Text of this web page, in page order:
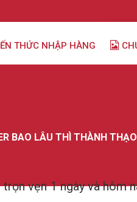
THỨC NHẬP HÀNG
BAO LÂU THÌ THÀNH
vẹn 1 ngày và hôm